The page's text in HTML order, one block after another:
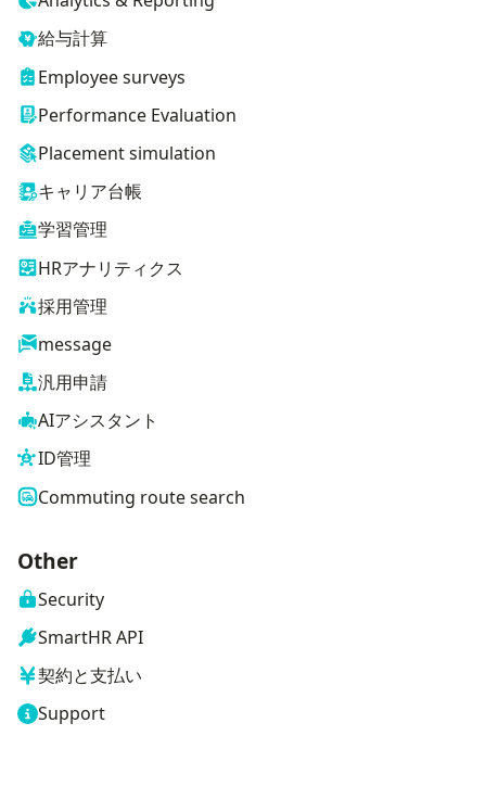
給与計算
Employee surveys
Performance Evaluation
Placement simulation
キャリア台帳
学習管理
HRアナリティクス
採用管理
message
汎用申請
AIアシスタント
ID管理
Commuting route search
Other
Security
SmartHR API
契約と支払い
Support